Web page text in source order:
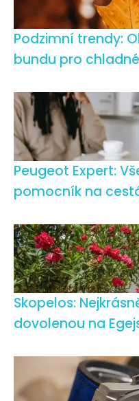
Podzimní trendy:
bundu pro
Peugeot Expert:
pomocník na
Skopelos:
dovolenou na